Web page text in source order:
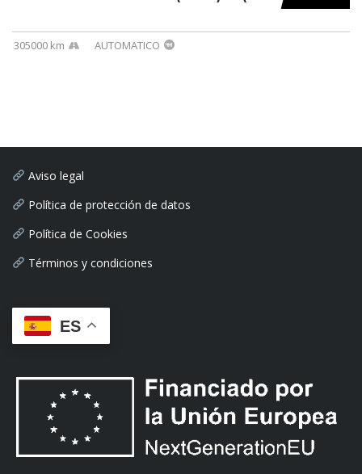
305000 km AUTOMATICO
Aviso legal
Política de protección de datos
Política de Cookies
Términos y condiciones
ES